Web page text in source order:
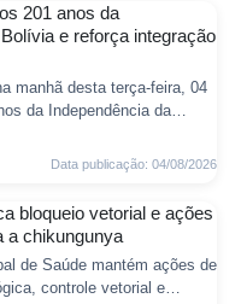
201 anos da
e reforça integração
manhã desta terça-feira, 04
da Independência da
reuniu autoridades ...
Data publicação: 04/08/2026
bloqueio vetorial e ações
a chikungunya
de Saúde mantém ações de
controle vetorial e